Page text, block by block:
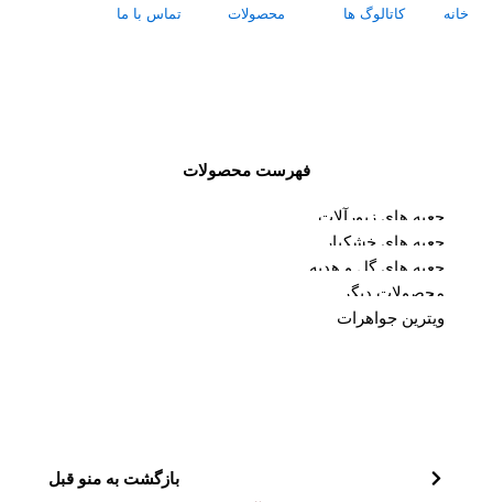
خانه کاتالوگ ها محصولات تماس با ما
فهرست محصولات
جعبه های زیورآلات
جعبه های خشکبار
جعبه های گل و هدیه
محصولات دیگر
ویترین جواهرات
بازگشت به منو قبل